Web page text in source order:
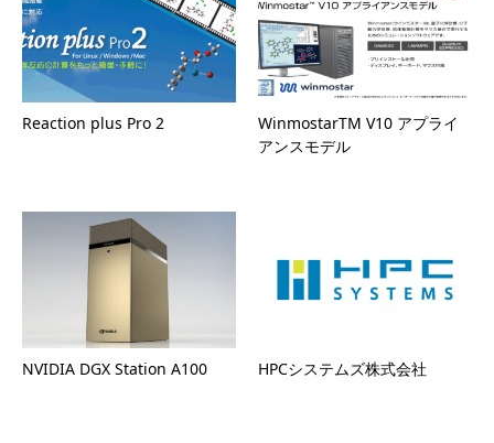
Reaction plus Pro 2
WinmostarTM V10 アプライ
アンスモデル
NVIDIA DGX Station A100 HPCシステムズ株式会社